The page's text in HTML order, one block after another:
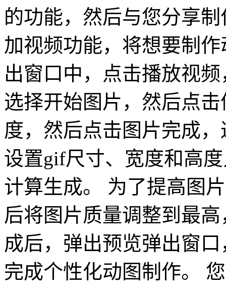
的功能，然后与您分享
加视频功能，将想要制
出窗口中，点击播放视
选择开始图片，然后点
度，然后点击图片完成
设置gif尺寸、宽度和高
计算生成。 为了提高图
后将图片质量调整到最
成后，弹出预览弹出窗
完成个性化动图制作。